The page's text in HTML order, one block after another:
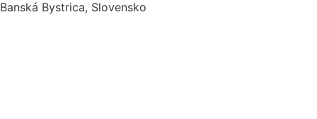
Banská Bystrica, Slovensko